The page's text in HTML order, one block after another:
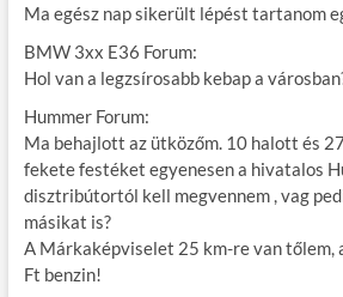
Ma egész nap sikerült lépést tartanom
BMW 3xx E36 Forum:
Hol van a legzsírosabb kebap a
Hummer Forum:
Ma behajlott az ütközőm. 10 halott és
fekete festéket egyenesen a hivatalos
disztribútortól kell megvennem , vag
másikat is?
A Márkaképviselet 25 km-re van tőlem,
Ft benzin!